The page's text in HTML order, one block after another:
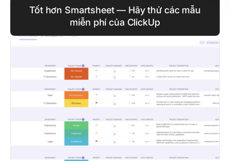
Tốt hơn Smartsheet — Hãy thử các mẫu
miễn phí của ClickUp